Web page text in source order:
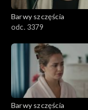
901–1000
801–900
782–800
Barwy szczęścia
odc. 3379
Barwy szczęścia